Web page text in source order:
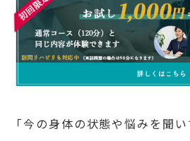
「今の身体の状態や悩みを聞い